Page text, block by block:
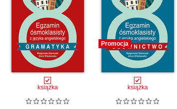
książka
Promocja
książka